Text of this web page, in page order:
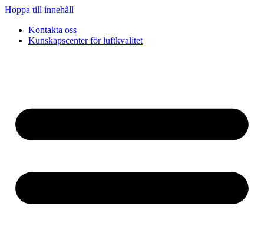
Hoppa till innehåll
Kontakta oss
Kunskapscenter för luftkvalitet